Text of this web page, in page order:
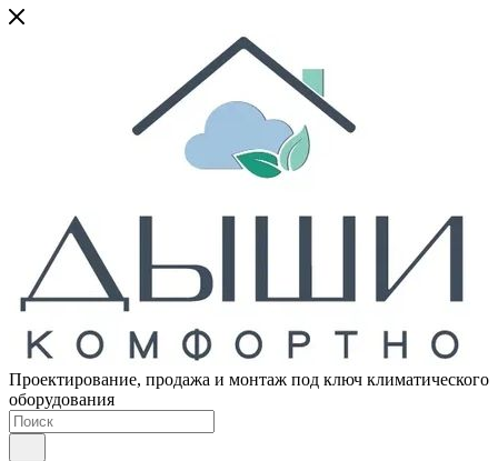
Проектирование, продажа и монтаж под ключ климатического
оборудования